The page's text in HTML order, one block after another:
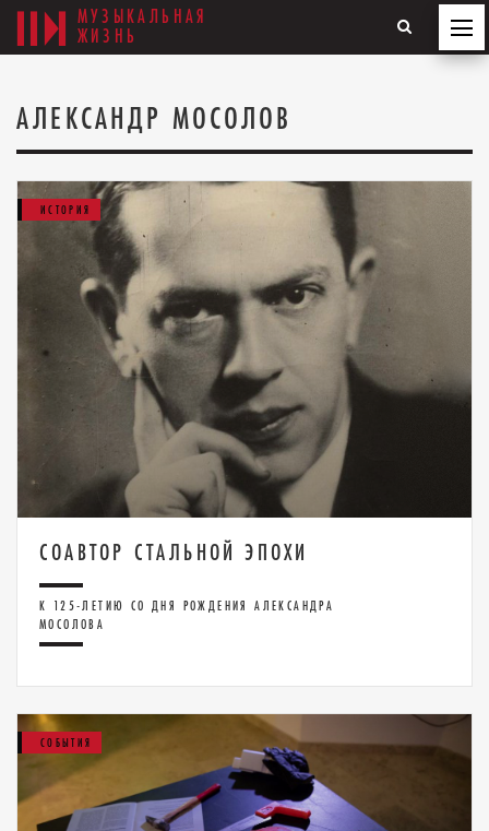
МУЗЫКАЛЬНАЯ
ЖИЗНЬ
АЛЕКСАНДР МОСОЛОВ
ИСТОРИЯ
СОАВТОР СТАЛЬНОЙ ЭПОХИ
К 125-ЛЕТИЮ СО ДНЯ РОЖДЕНИЯ АЛЕКСАНДРА
МОСОЛОВА
СОБЫТИЯ